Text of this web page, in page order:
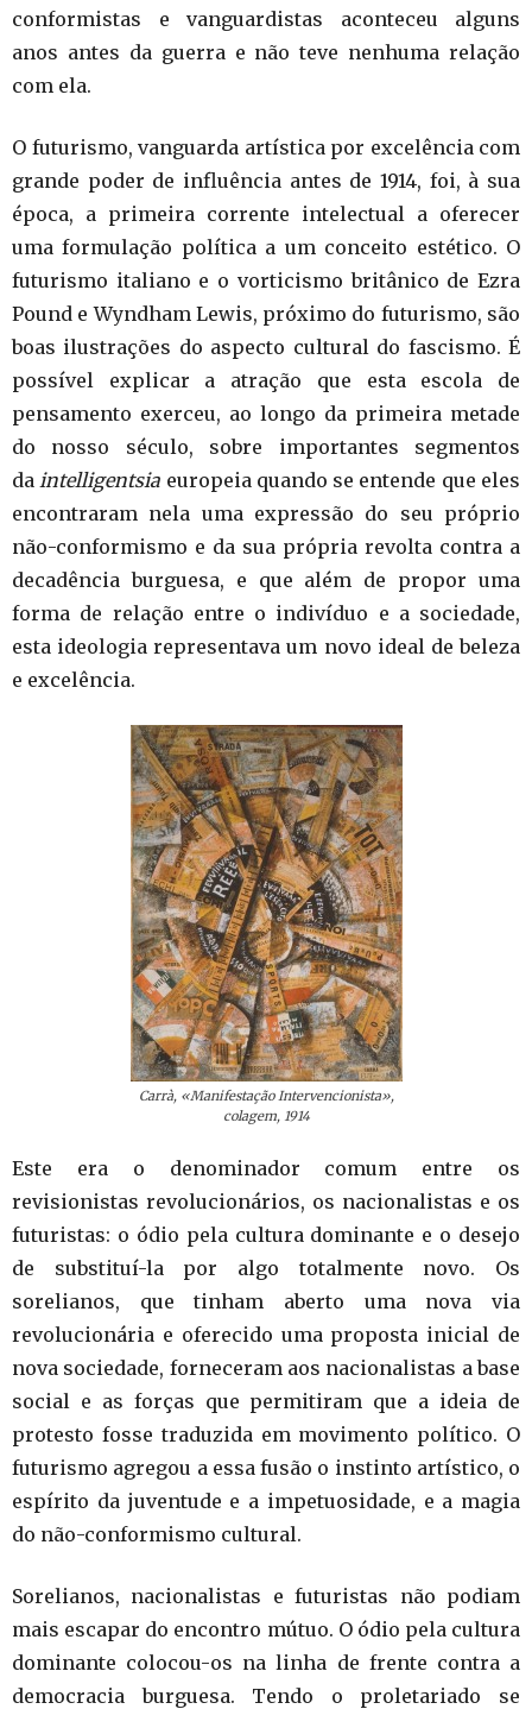
conformistas e vanguardistas aconteceu alguns
anos antes da guerra e não teve nenhuma relação
com ela.
O futurismo, vanguarda artística por excelência com
grande poder de influência antes de 1914, foi, à sua
época, a primeira corrente intelectual a oferecer
uma formulação política a um conceito estético. O
futurismo italiano e o vorticismo britânico de Ezra
Pound e Wyndham Lewis, próximo do futurismo, são
boas ilustrações do aspecto cultural do fascismo. É
possível explicar a atração que esta escola de
pensamento exerceu, ao longo da primeira metade
do nosso século, sobre importantes segmentos
daintelligentsia europeia quando se entende que eles
encontraram nela uma expressão do seu próprio
não-conformismo e da sua própria revolta contra a
decadência burguesa, e que além de propor uma
forma de relação entre o indivíduo e a sociedade,
esta ideologia representava um novo ideal de beleza
e excelência.
Carrà, «Manifestação Intervencionista»,
colagem, 1914
Este era o denominador comum entre os
revisionistas revolucionários, os nacionalistas e os
futuristas: o ódio pela cultura dominante e o desejo
de substituí-la por algo totalmente novo. Os
sorelianos, que tinham aberto uma nova via
revolucionária e oferecido uma proposta inicial de
nova sociedade, forneceram aos nacionalistas a base
social e as forças que permitiram que a ideia de
protesto fosse traduzida em movimento político. O
futurismo agregou a essa fusão o instinto artístico, o
espírito da juventude e a impetuosidade, e a magia
do não-conformismo cultural.
Sorelianos, nacionalistas e futuristas não podiam
mais escapar do encontro mútuo. O ódio pela cultura
dominante colocou-os na linha de frente contra a
democracia burguesa. Tendo o proletariado se